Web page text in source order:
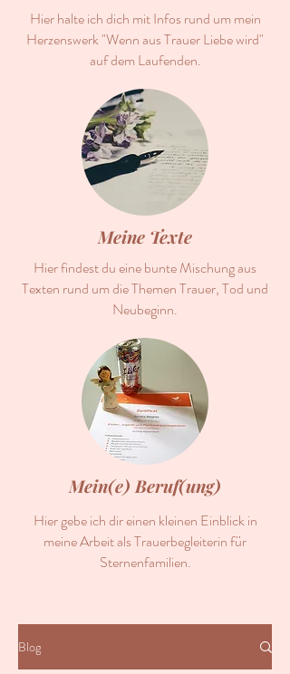
Hier halte ich dich mit Infos rund um mein
Herzenswerk "Wenn aus Trauer Liebe wird"
auf dem Laufenden.
Meine Texte
Hier findest du eine bunte Mischung aus
Texten rund um die Themen Trauer, Tod und
Neubeginn.
Mein(e) Beruf(ung)
Hier gebe ich dir einen kleinen Einblick in
meine Arbeit als Trauerbegleiterin für
Sternenfamilien.
Blog